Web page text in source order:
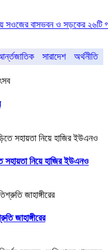
বাসভবন ও সড়কের ২৬টি গাছ
সারাদেশ অর্থনীতি
সহায়তা নিয়ে হাজির ইউএনও
জাহাঙ্গীরের